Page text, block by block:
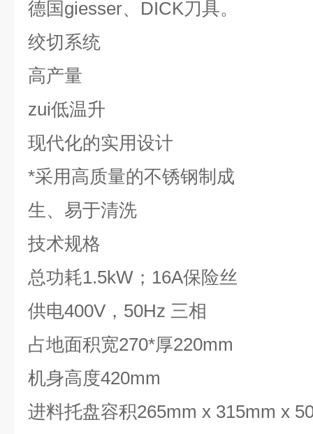
德国giesser、DICK刀具。
绞切系统
高产量
zui低温升
现代化的实用设计
*采用高质量的不锈钢制成
生、易于清洗
技术规格
总功耗1.5kW；16A保险丝
供电400V，50Hz 三相
占地面积宽270*厚220mm
机身高度420mm
进料托盘容积265mm x 315mm x